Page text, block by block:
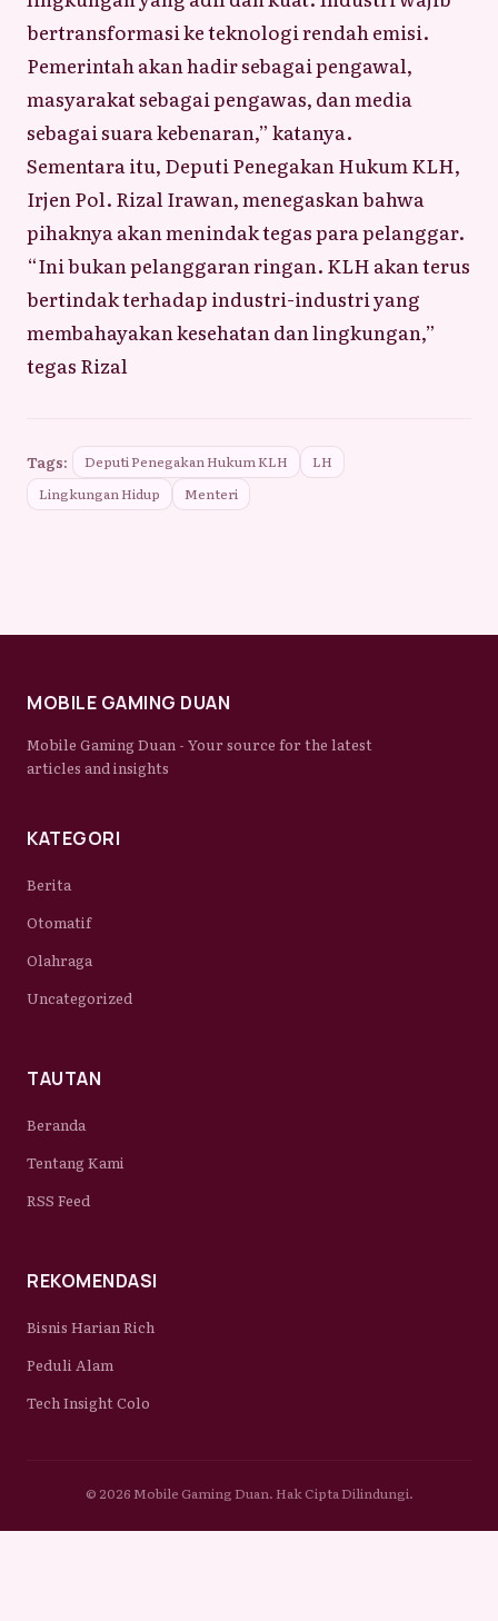
bertransformasi ke teknologi rendah emisi.
Pemerintah akan hadir sebagai pengawal,
masyarakat sebagai pengawas, dan media
sebagai suara kebenaran,” katanya.
Sementara itu, Deputi Penegakan Hukum KLH,
Irjen Pol. Rizal Irawan, menegaskan bahwa
pihaknya akan menindak tegas para pelanggar.
“Ini bukan pelanggaran ringan. KLH akan terus
bertindak terhadap industri-industri yang
membahayakan kesehatan dan lingkungan,”
tegas Rizal
Tags: Deputi Penegakan Hukum KLH
LH
Lingkungan Hidup
Menteri
MOBILE GAMING DUAN
Mobile Gaming Duan - Your source for the latest
articles and insights
KATEGORI
Berita
Otomatif
Olahraga
Uncategorized
TAUTAN
Beranda
Tentang Kami
RSS Feed
REKOMENDASI
Bisnis Harian Rich
Peduli Alam
Tech Insight Colo
© 2026 Mobile Gaming Duan. Hak Cipta Dilindungi.